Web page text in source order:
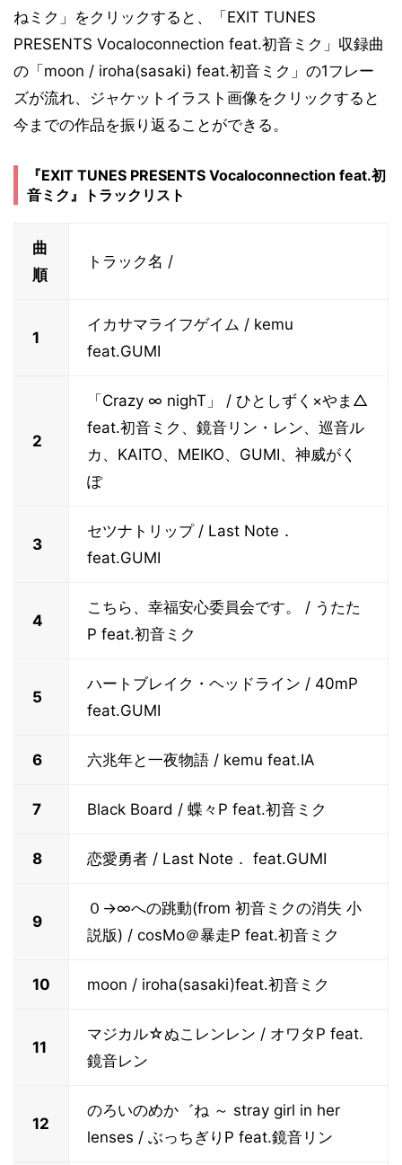
ねミク」をクリックすると、「EXIT TUNES
PRESENTS Vocaloconnection feat.初音ミク」収録曲
の「moon / iroha(sasaki) feat.初音ミク」の1フレー
ズが流れ、ジャケットイラスト画像をクリックすると
今までの作品を振り返ることができる。
『EXIT TUNES PRESENTS Vocaloconnection feat.初
音ミク』トラックリスト
曲
順
トラック名 /
1
イカサマライフゲイム / kemu
feat.GUMI
2
「Crazy ∞ nighT」 / ひとしずく×やま△
feat.初音ミク、鏡音リン・レン、巡音ル
カ、KAITO、MEIKO、GUMI、神威がく
ぽ
3
セツナトリップ / Last Note．
feat.GUMI
4
こちら、幸福安心委員会です。 / うたた
P feat.初音ミク
5
ハートブレイク・ヘッドライン / 40mP
feat.GUMI
6 六兆年と一夜物語 / kemu feat.IA
7 Black Board / 蝶々P feat.初音ミク
8 恋愛勇者 / Last Note． feat.GUMI
9
０→∞への跳動(from 初音ミクの消失 小
説版) / cosMo＠暴走P feat.初音ミク
10 moon / iroha(sasaki)feat.初音ミク
11
マジカル☆ぬこレンレン / オワタP feat.
鏡音レン
12
のろいのめか゛ね ～ stray girl in her
lenses / ぶっちぎりP feat.鏡音リン